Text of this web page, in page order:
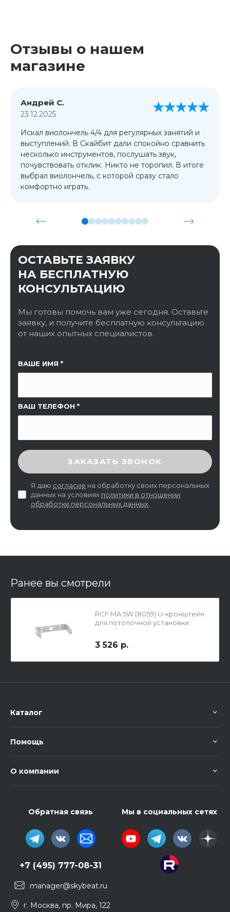
Отзывы о нашем
магазине
Андрей С.
23.12.2025
Искал виолончель 4/4 для регулярных занятий и
выступлений. В Скайбит дали спокойно сравнить
несколько инструментов, послушать звук,
почувствовать отклик. Никто не торопил. В итоге
выбрал виолончель, с которой сразу стало
комфортно играть.
ОСТАВЬТЕ ЗАЯВКУ
НА БЕСПЛАТНУЮ
КОНСУЛЬТАЦИЮ
Мы готовы помочь вам уже сегодня. Оставьте
заявку, и получите бесплатную консультацию
от наших опытных специалистов.
ВАШЕ ИМЯ
ВАШ ТЕЛЕФОН
ССЫЛКА НА СТРАНИЦУ
ВВЕДИТЕ ПРОВЕРОЧНЫЙ КОД
ЗАКАЗАТЬ ЗВОНОК
Я даю согласие на обработку своих персональных
данных на условиях политики в отношении
обработки персональных данных
Ранее вы смотрели
RCF MA 5W (8059) U-кронштейн
для потолочной установки
MR44/WT-55 W
3 526 р.
Каталог
Помощь
О компании
Обратная связь
+7 (495) 777-08-31
manager@skybeat.ru
г. Москва, пр. Мира, 122
Мы в социальных сетях